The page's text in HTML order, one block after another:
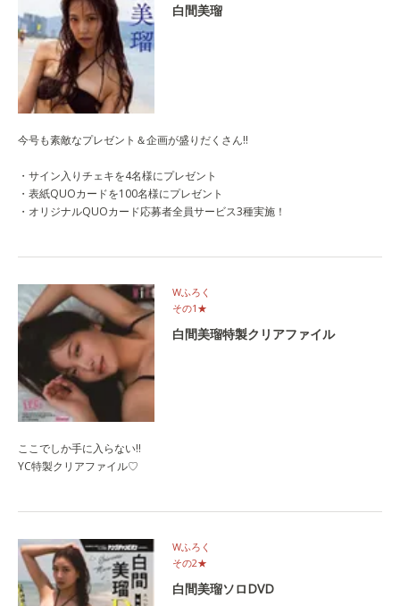
白間美瑠
今号も素敵なプレゼント＆企画が盛りだくさん!!
・サイン入りチェキを4名様にプレゼント
・表紙QUOカードを100名様にプレゼント
・オリジナルQUOカード応募者全員サービス3種実施！
Wふろく
その1★
白間美瑠特製クリアファイル
ここでしか手に入らない!!
YC特製クリアファイル♡
Wふろく
その2★
白間美瑠ソロDVD